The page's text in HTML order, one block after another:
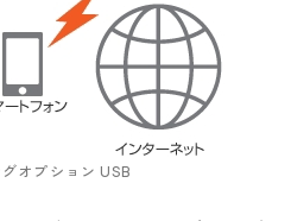
オプション USB